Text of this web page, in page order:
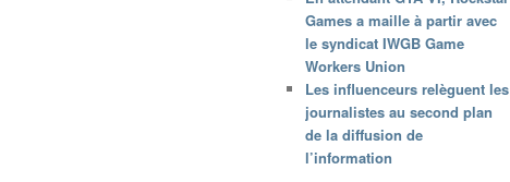
Games a maille à partir avec
le syndicat IWGB Game
Workers Union
Les influenceurs relèguent les
journalistes au second plan
de la diffusion de
l’information